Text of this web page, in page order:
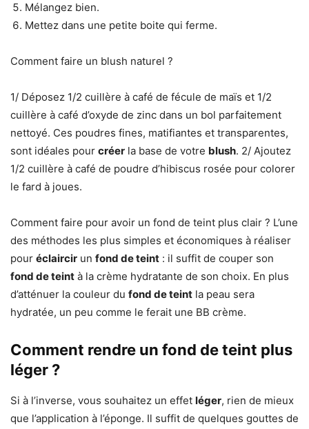
Mélangez bien.
Mettez dans une petite boite qui ferme.
Comment faire un blush naturel ?
1/ Déposez 1/2 cuillère à café de fécule de maïs et 1/2
cuillère à café d’oxyde de zinc dans un bol parfaitement
nettoyé. Ces poudres fines, matifiantes et transparentes,
sont idéales pour créer la base de votre blush. 2/ Ajoutez
1/2 cuillère à café de poudre d’hibiscus rosée pour colorer
le fard à joues.
Comment faire pour avoir un fond de teint plus clair ? L’une
des méthodes les plus simples et économiques à réaliser
pour éclaircir un fond de teint : il suffit de couper son
fond de teint à la crème hydratante de son choix. En plus
d’atténuer la couleur du fond de teint la peau sera
hydratée, un peu comme le ferait une BB crème.
Comment rendre un fond de teint plus
léger ?
Si à l’inverse, vous souhaitez un effet léger, rien de mieux
que l’application à l’éponge. Il suffit de quelques gouttes de